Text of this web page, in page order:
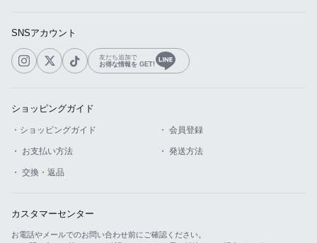
SNSアカウント
友だち追加で
お得な情報を GET!
ショッピングガイド
・ショッピングガイド ・ 会員登録
・ お支払い方法 ・ 発送方法
・ 交換・返品
カスタマーセンター
お電話やメールでのお問い合わせ前にご確認ください。